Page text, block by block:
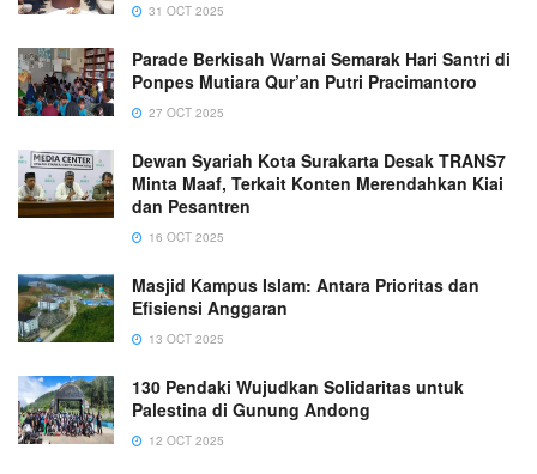
31 OCT 2025
Parade Berkisah Warnai Semarak Hari Santri di
Ponpes Mutiara Qur’an Putri Pracimantoro
27 OCT 2025
Dewan Syariah Kota Surakarta Desak TRANS7
Minta Maaf, Terkait Konten Merendahkan Kiai
dan Pesantren
16 OCT 2025
Masjid Kampus Islam: Antara Prioritas dan
Efisiensi Anggaran
13 OCT 2025
130 Pendaki Wujudkan Solidaritas untuk
Palestina di Gunung Andong
12 OCT 2025